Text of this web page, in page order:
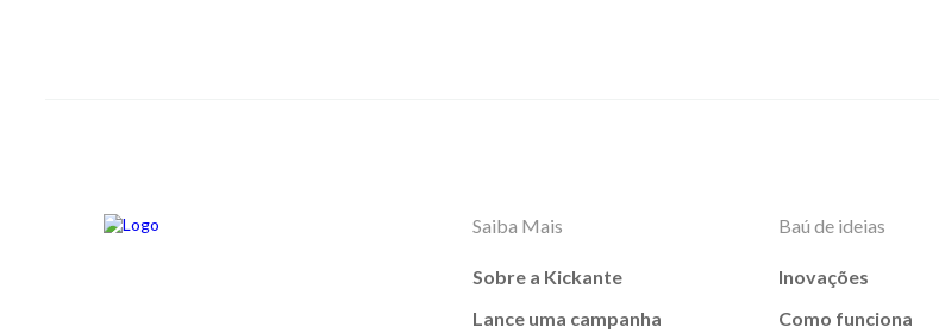
Saiba Mais
Sobre a Kickante
Lance uma campanha
Baú de ideias
Inovações
Como funciona